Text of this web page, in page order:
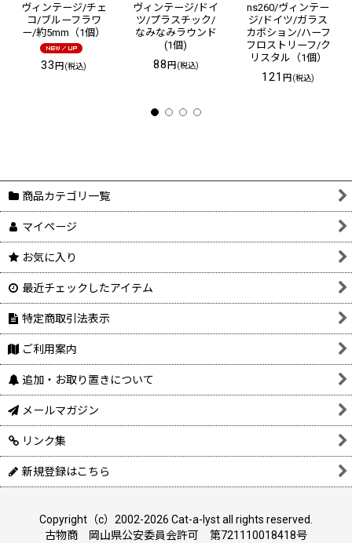
ヴィンテージ/チェ
コ/ブルーフラワ
ー/約5mm（1個）
33円(税込)
ヴィンテージ/ドイ
ツ/プラスチック/
なみなみラウンド
(1個)
88円(税込)
ns260/ヴィンテー
ジ/ドイツ/ガラス
カボション/ハーフ
フロストリーフ/ク
リスタル（1個）
121円(税込)
商品カテゴリ一覧
マイページ
お気に入り
最近チェックしたアイテム
特定商取引法表示
ご利用案内
追加・お取り置きについて
メールマガジン
リンク集
新規登録はこちら
Copyright（c）2002-2026 Cat-a-lyst all rights reserved.
古物商 岡山県公安委員会許可 第721110018418号